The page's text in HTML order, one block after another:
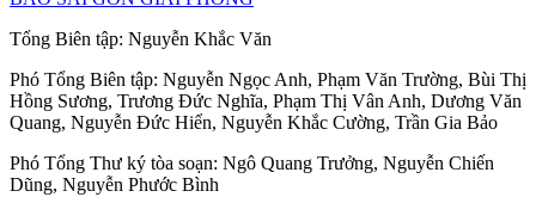
Tổng Biên tập: Nguyễn Khắc Văn
Phó Tổng Biên tập: Nguyễn Ngọc Anh, Phạm Văn Trường, Bùi Thị
Hồng Sương, Trương Đức Nghĩa, Phạm Thị Vân Anh, Dương Văn
Quang, Nguyễn Đức Hiển, Nguyễn Khắc Cường, Trần Gia Bảo
Phó Tổng Thư ký tòa soạn: Ngô Quang Trưởng, Nguyễn Chiến
Dũng, Nguyễn Phước Bình